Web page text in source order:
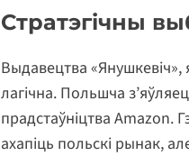
Стратэгічны
Выдавецтва
лагічна. Польшча
прадстаўніцтва Amazon.
ахапіць польскі рынак,